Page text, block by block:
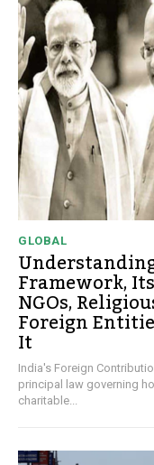
GLOBAL
Framework,
NGOs,
Foreign
It
India's Foreign
principal law governing
charitable...